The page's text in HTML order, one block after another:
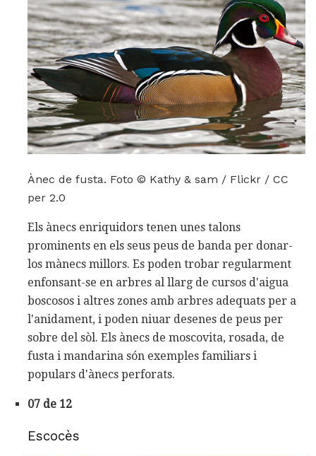
Ànec de fusta. Foto © Kathy & sam / Flickr / CC
per 2.0
Els ànecs enriquidors tenen unes talons
prominents en els seus peus de banda per donar-
los mànecs millors. Es poden trobar regularment
enfonsant-se en arbres al llarg de cursos d'aigua
boscosos i altres zones amb arbres adequats per a
l'anidament, i poden niuar desenes de peus per
sobre del sòl. Els ànecs de moscovita, rosada, de
fusta i mandarina són exemples familiars i
populars d'ànecs perforats.
07 de 12
Escocès